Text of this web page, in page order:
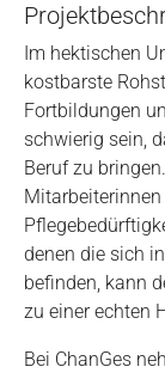
Im hektischen
kostbarste
Fortbildungen
schwierig sein,
Beruf zu
denen die sich
befinden, kann
zu einer echten
Bei ChanGes